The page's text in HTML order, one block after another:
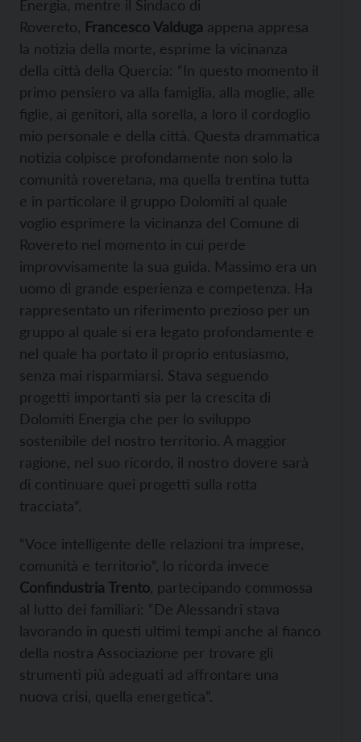
Energia, mentre il Sindaco di
Rovereto, Francesco Valduga appena appresa
la notizia della morte, esprime la vicinanza
della città della Quercia: “In questo momento il
primo pensiero va alla famiglia, alla moglie, alle
figlie, ai genitori, alla sorella, a loro il cordoglio
mio personale e della città. Questa drammatica
notizia colpisce profondamente non solo la
comunità roveretana, ma quella trentina tutta
e in particolare il gruppo Dolomiti al quale
voglio esprimere la vicinanza del Comune di
Rovereto nel momento in cui perde
improvvisamente la sua guida. Massimo era un
uomo di grande esperienza e competenza. Ha
rappresentato un riferimento prezioso per un
gruppo al quale si era legato profondamente e
nel quale ha portato il proprio entusiasmo,
senza mai risparmiarsi. Stava seguendo
progetti importanti sia per la crescita di
Dolomiti Energia che per lo sviluppo
sostenibile del nostro territorio. A maggior
ragione, nel suo ricordo, il nostro dovere sarà
di continuare quei progetti sulla rotta
tracciata”.
“Voce intelligente delle relazioni tra imprese,
comunità e territorio”, lo ricorda invece
Confindustria Trento , partecipando commossa
al lutto dei familiari: “De Alessandri stava
lavorando in questi ultimi tempi anche al fianco
della nostra Associazione per trovare gli
strumenti più adeguati ad affrontare una
nuova crisi, quella energetica”.